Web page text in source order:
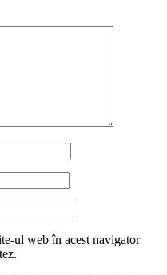
ul web în acest navigator